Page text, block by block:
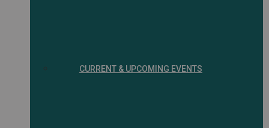
CURRENT & UPCOMING EVENTS